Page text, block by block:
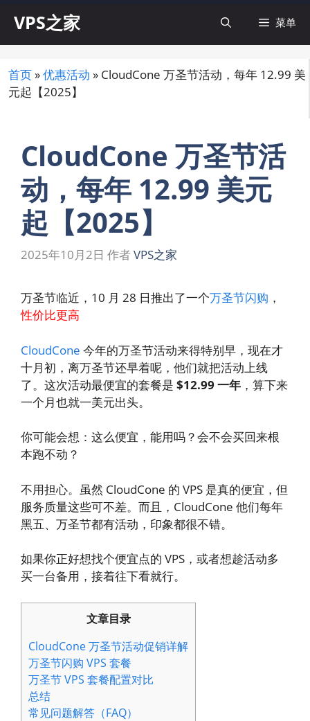
内
VPS之家 菜单
首页 »优惠活动 » CloudCone 万圣节活动，每年 12.99 美
元起【2025】
CloudCone 万圣节活
动，每年 12.99 美元
起【2025】
2025年10月2日 作者VPS之家
万圣节临近，10 月 28 日推出了一个万圣节闪购 ，
性价比更高
CloudCone 今年的万圣节活动来得特别早，现在才
十月初，离万圣节还早着呢，他们就把活动上线
了。这次活动最便宜的套餐是 $12.99 一年 ，算下来
一个月也就一美元出头。
你可能会想：这么便宜，能用吗？会不会买回来根
本跑不动？
不用担心。虽然 CloudCone 的 VPS 是真的便宜，但
服务质量这些可不差。而且，CloudCone 他们每年
黑五、万圣节都有活动，印象都很不错。
如果你正好想找个便宜点的 VPS，或者想趁活动多
买一台备用，接着往下看就行。
文章目录
CloudCone 万圣节活动促销详解
万圣节闪购 VPS 套餐
万圣节 VPS 套餐配置对比
总结
常见问题解答（FAQ）